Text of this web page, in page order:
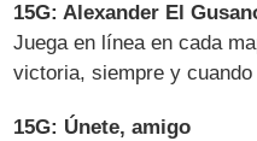
15G: Alexander El
Juega en línea en cada
victoria, siempre y cuando
15G: Únete, amigo